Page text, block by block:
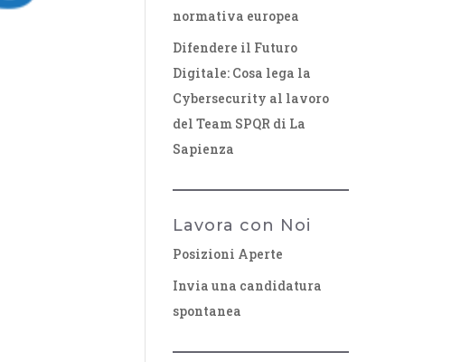
normativa europea
Difendere il Futuro
Digitale: Cosa lega la
Cybersecurity al lavoro
del Team SPQR di La
Sapienza
Lavora con Noi
Posizioni Aperte
Invia una candidatura
spontanea